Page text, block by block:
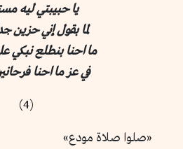
يا حبيبتي ليه
لما بقول إني حزين
ما احنا بنطلع نبكي
في عز ما احنا
(4)
«صلوا صلاة مودع»